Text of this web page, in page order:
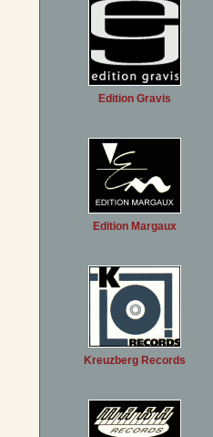
Edition Gravis
Edition Margaux
Kreuzberg Records